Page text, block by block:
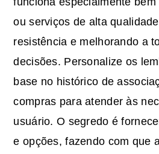
ou serviços de alta
resistência e melhorando a
decisões. Personalize os
base no histórico de
compras para atender às
usuário. O segredo é
e opções, fazendo com que